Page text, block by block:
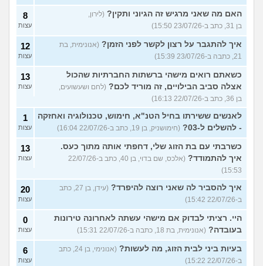
האם מה שאני מרגיש זה הגיוני ותקין? (לירון,
בן 31, כתב ב-23/07/26 15:50)
8
עצות
איך להתגבר על רצון לקשר לפני הזמן? (אנונימית, בת
21, כתבה ב-23/07/26 15:39)
12
עצות
כשאתם רואים מישהי ברשתות החברתיות שהכול
אצלה סביב הבילויים, זה מוריד לכם? (לחם ושעשועים,
בן 36, כתב ב-22/07/26 16:13)
13
עצות
לאנשים ששירתו בחיל הטנ"א, חימוש, טכנולוגיה ואחזקה
- להשלים ל-03?
(חימושניק, בן 19, כתב ב-22/07/26 16:04)
1
עצות
כשרבתי עם בת הזוג שלי, דחפתי אותה מתוך כעס.
איך להתמודד?
(אלכס, שם בדוי, בן 40, כתב ב-22/07/26
15:53)
13
עצות
איך להסביר לה שאני רוצה להיפרד?
(עידן, בן 27, כתב
ב-22/07/26 15:42)
20
עצות
היי. רציתי לבדוק אם מישהי עשתה לאחרונה טירונות
בעובדה? (אנונימית, בת 18, כתבה ב-22/07/26 15:31)
0
עצות
בעיות ביני לבית הזוג, מה לעשות?
(אנונימי, בן 24, כתב
ב-22/07/26 15:22)
6
עצות